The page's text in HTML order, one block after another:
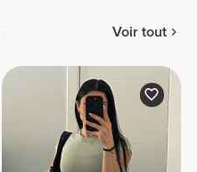
Voir tout